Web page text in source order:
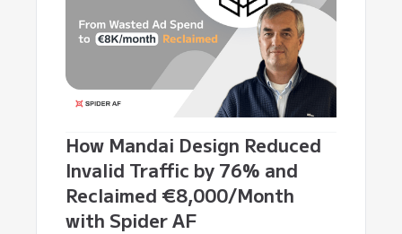
How Mandai Design Reduced
Invalid Traffic by 76% and
Reclaimed €8,000/Month
with Spider AF